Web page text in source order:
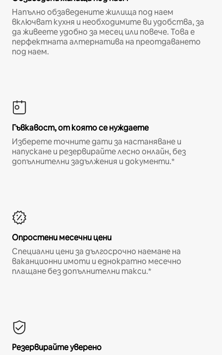
Напълно обзаведените жилища под наем
включват кухня и необходимите ви удобства, за
да живеете удобно за месец или повече. Това е
перфектната алтернатива на преотдаването
под наем.
Гъвкавост, от която се нуждаете
Изберете точните дати за настаняване и
напускане и резервирайте лесно онлайн, без
допълнителни задължения и документи.*
Опростени месечни цени
Специални цени за дългосрочно наемане на
ваканционни имоти и еднократно месечно
плащане без допълнителни такси.*
Резервирайте уверено